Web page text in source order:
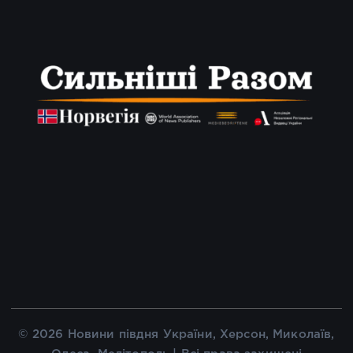
© 2026 Новини півдня України, Херсон, Миколаїв,